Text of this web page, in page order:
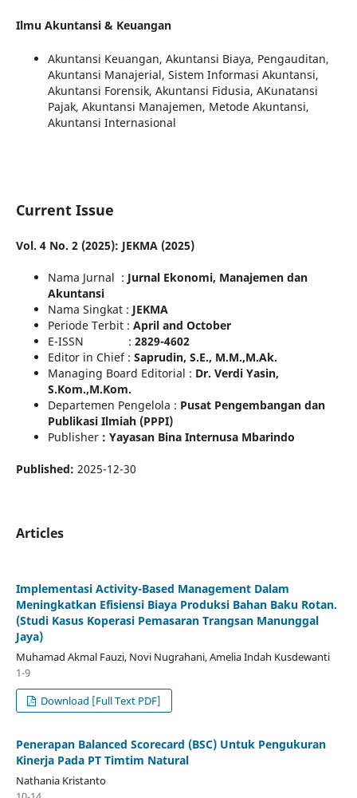
Ilmu Akuntansi & Keuangan
Akuntansi Keuangan, Akuntansi Biaya, Pengauditan,
Akuntansi Manajerial, Sistem Informasi Akuntansi,
Akuntansi Forensik, Akuntansi Fidusia, AKunatansi
Pajak, Akuntansi Manajemen, Metode Akuntansi,
Akuntansi Internasional
Current Issue
Vol. 4 No. 2 (2025): JEKMA (2025)
Nama Jurnal : Jurnal Ekonomi, Manajemen dan
Akuntansi
Nama Singkat : JEKMA
Periode Terbit : April and October
E-ISSN : 2829-4602
Editor in Chief : Saprudin, S.E., M.M.,M.Ak.
Managing Board Editorial : Dr. Verdi Yasin,
S.Kom.,M.Kom.
Departemen Pengelola : Pusat Pengembangan dan
Publikasi Ilmiah (PPPI)
Publisher : Yayasan Bina Internusa Mbarindo
Published: 2025-12-30
Articles
Implementasi Activity-Based Management Dalam
Meningkatkan Efisiensi Biaya Produksi Bahan Baku Rotan.
(Studi Kasus Koperasi Pemasaran Trangsan Manunggal
Jaya)
Muhamad Akmal Fauzi, Novi Nugrahani, Amelia Indah Kusdewanti
1-9
Download [Full Text PDF]
Penerapan Balanced Scorecard (BSC) Untuk Pengukuran
Kinerja Pada PT Timtim Natural
Nathania Kristanto